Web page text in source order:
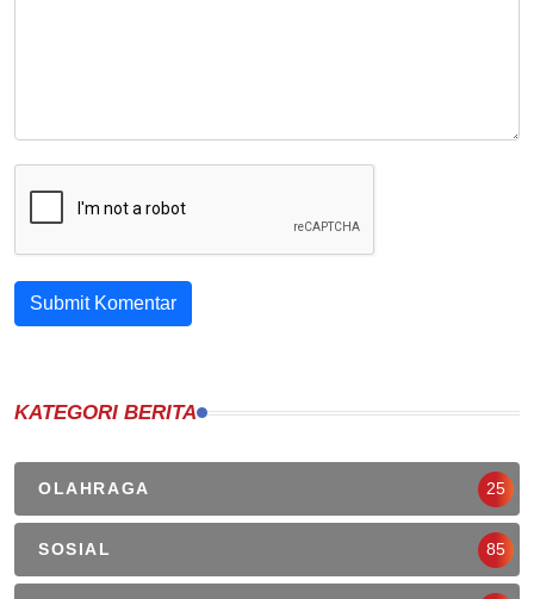
Submit Komentar
KATEGORI BERITA
OLAHRAGA 25
SOSIAL 85